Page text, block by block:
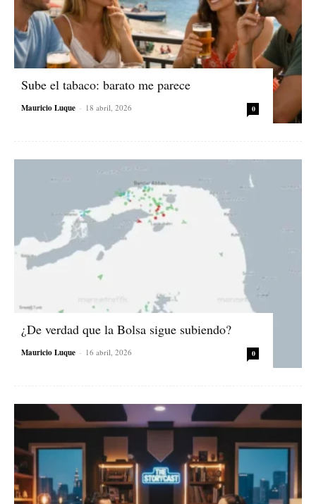
Sube el tabaco: barato me parece
Mauricio Luque - 18 abril, 2026 0
¿De verdad que la Bolsa sigue subiendo?
Mauricio Luque - 16 abril, 2026 0